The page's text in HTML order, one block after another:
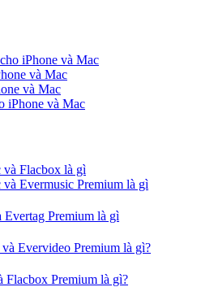
iPhone và Mac
và Mac
và Mac
iPhone và Mac
và Flacbox là gì
Evermusic Premium là gì
Evertag Premium là gì
Evervideo Premium là gì?
Flacbox Premium là gì?